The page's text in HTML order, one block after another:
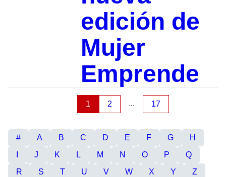
edición de
Mujer
Emprende
1 2 ... 17
# A B C D E F G
H
J K L M N O P
Q
R
S T U V W X Y Z